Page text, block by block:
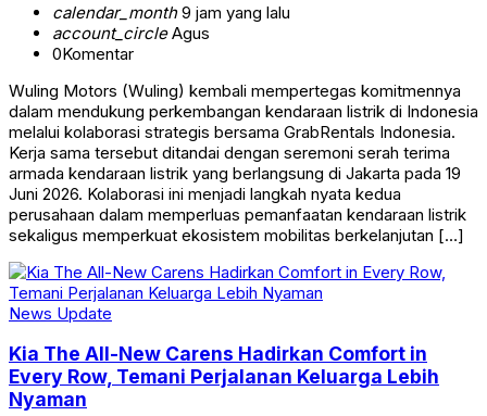
calendar_month9 jam yang lalu
account_circleAgus
0Komentar
Wuling Motors (Wuling) kembali mempertegas komitmennya
dalam mendukung perkembangan kendaraan listrik di Indonesia
melalui kolaborasi strategis bersama GrabRentals Indonesia.
Kerja sama tersebut ditandai dengan seremoni serah terima
armada kendaraan listrik yang berlangsung di Jakarta pada 19
Juni 2026. Kolaborasi ini menjadi langkah nyata kedua
perusahaan dalam memperluas pemanfaatan kendaraan listrik
sekaligus memperkuat ekosistem mobilitas berkelanjutan […]
News Update
Kia The All-New Carens Hadirkan Comfort in
Every Row, Temani Perjalanan Keluarga Lebih
Nyaman